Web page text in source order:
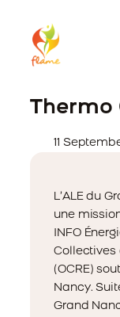
Thermo
11
L’ALE du
une
INFO
Collectives
(OCRE)
Nancy.
Grand